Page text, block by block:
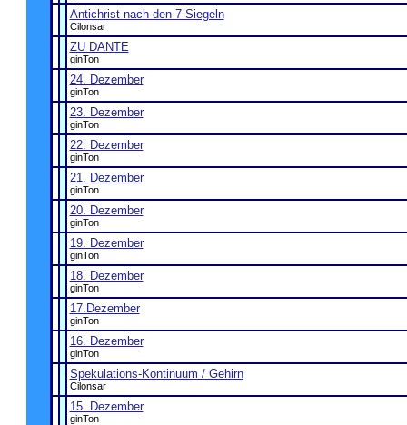
Antichrist nach den 7 Siegeln
Cilonsar
ZU DANTE
ginTon
24. Dezember
ginTon
23. Dezember
ginTon
22. Dezember
ginTon
21. Dezember
ginTon
20. Dezember
ginTon
19. Dezember
ginTon
18. Dezember
ginTon
17.Dezember
ginTon
16. Dezember
ginTon
Spekulations-Kontinuum / Gehirn
Cilonsar
15. Dezember
ginTon